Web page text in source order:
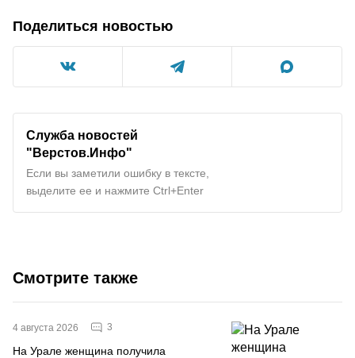
Поделиться новостью
Служба новостей
"Верстов.Инфо"
Если вы заметили ошибку в тексте,
выделите ее и нажмите Ctrl+Enter
Смотрите также
4 августа 2026 3
На Урале женщина получила